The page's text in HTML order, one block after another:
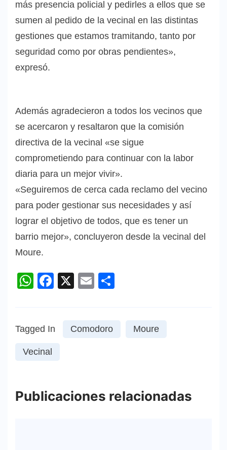
más presencia policial y pedirles a ellos que se
sumen al pedido de la vecinal en las distintas
gestiones que estamos tramitando, tanto por
seguridad como por obras pendientes»,
expresó.
Además agradecieron a todos los vecinos que
se acercaron y resaltaron que la comisión
directiva de la vecinal «se sigue
comprometiendo para continuar con la labor
diaria para un mejor vivir».
«Seguiremos de cerca cada reclamo del vecino
para poder gestionar sus necesidades y así
lograr el objetivo de todos, que es tener un
barrio mejor», concluyeron desde la vecinal del
Moure.
WhatsApp
Facebook
X Email
Tagged In Comodoro Moure
Vecinal
Publicaciones relacionadas